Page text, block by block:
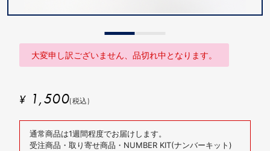
大変申し訳ございません、品切れ中となります。
¥ 1,500(税込)
通常商品は1週間程度でお届けします。
受注商品・取り寄せ商品・NUMBER KIT(ナンバーキット)